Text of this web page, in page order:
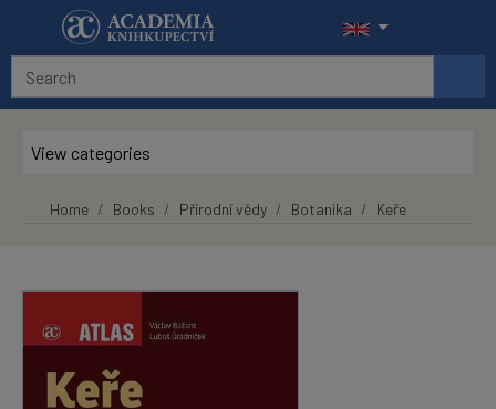
Skip to main content
View categories
Home Books Přírodní vědy Botanika Keře